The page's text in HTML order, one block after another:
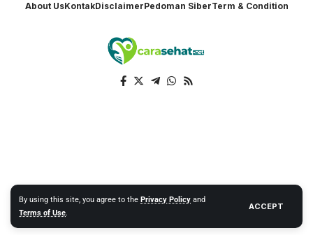
By using this site, you agree to the Privacy Policy and
Terms of Use.
ACCEPT
About UsKontakDisclaimerPedoman SiberTerm & Condition